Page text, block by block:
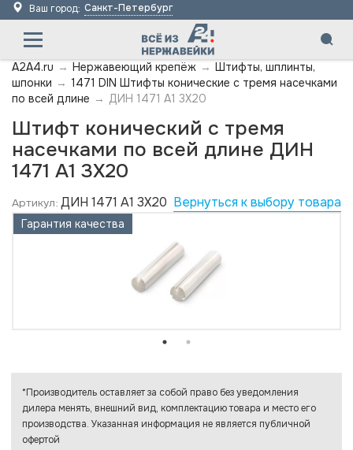
Ваш город: Санкт-Петербург
A2A4.ru → Нержавеющий крепёж → Штифты, шплинты,
шпонки → 1471 DIN Штифты конические с тремя насечками
по всей длине → ДИН 1471 А1 3X20
Штифт конический с тремя
насечками по всей длине ДИН
1471 А1 3X20
Артикул: ДИН 1471 А1 3X20 Вернуться к выбору товара
Гарантия качества
*Производитель оставляет за собой право без уведомления
дилера менять, внешний вид, комплектацию товара и место его
производства. Указанная информация не является публичной
офертой